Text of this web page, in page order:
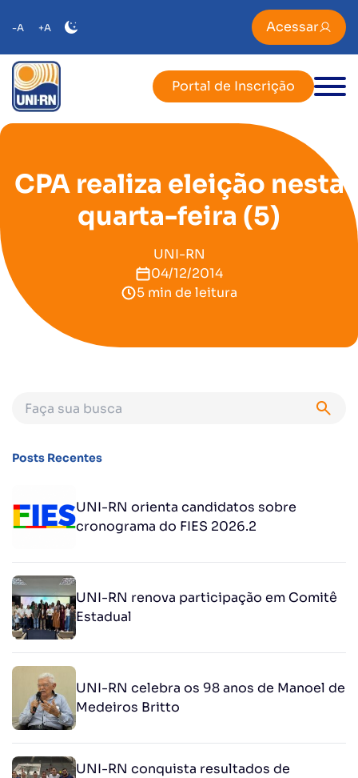
-A +A Acessar
Portal de Inscrição
CPA realiza eleição nesta
quarta-feira (5)
UNI-RN
04/12/2014
5 min de leitura
Posts Recentes
UNI-RN orienta candidatos sobre
cronograma do FIES 2026.2
UNI-RN renova participação em Comitê
Estadual
UNI-RN celebra os 98 anos de Manoel de
Medeiros Britto
UNI-RN conquista resultados de